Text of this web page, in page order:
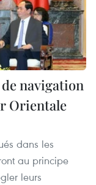
navigation
Orientale
dans les
au principe
leurs